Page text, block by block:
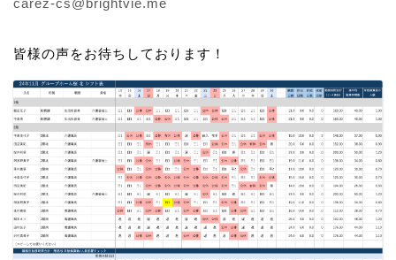
carez-cs@brightvie.me
皆様の声をお待ちしております！